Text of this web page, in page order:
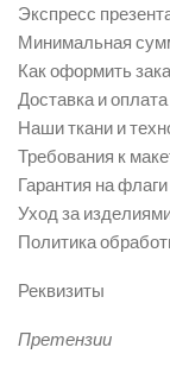
Экспресс
Минимальная
Как оформить
Доставка и оплата
Наши ткани и
Требования к
Гарантия на флаги
Уход за
Политика
Реквизиты
Претензии